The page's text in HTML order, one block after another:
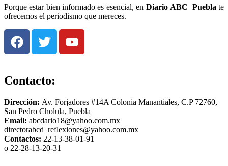
Porque estar bien informado es esencial, en Diario ABC Puebla te
ofrecemos el periodismo que mereces.
Contacto:
Dirección: Av. Forjadores #14A Colonia Manantiales, C.P 72760,
San Pedro Cholula, Puebla
Email: abcdario18@yahoo.com.mx
directorabcd_reflexiones@yahoo.com.mx
Contactos: 22-13-38-01-91
o 22-28-13-20-31